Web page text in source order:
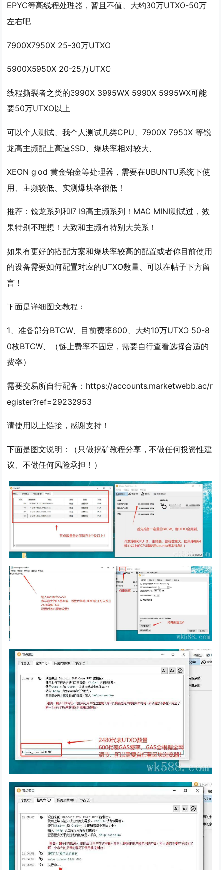
EPYC等高线程处理器，暂且不值、大约30万UTXO-50万
左右吧
7900X7950X 25-30万UTXO
5900X5950X 20-25万UTXO
线程撕裂者之类的3990X 3995WX 5990X 5995WX可能
要50万UTXO以上！
可以个人测试、我个人测试几类CPU、7900X 7950X 等锐
龙高主频配上高速SSD、爆块率相对较大、
XEON glod 黄金铂金等处理器，需要在UBUNTU系统下使
用、主频较低、实测爆块率很低！
推荐：锐龙系列和I7 I9高主频系列！MAC MINI测试过，效
果特别不理想！大致和主频有特别大关系！
如果有更好的搭配方案和爆块率较高的配置或者你目前使用
的设备需要如何配置对应的UTXO数量、可以在帖子下方留
言！
下面是详细图文教程：
1、准备部分BTCW、目前费率600、大约10万UTXO 50-8
0枚BTCW、
（链上费率不固定，需要自行查看选择合适的
费率）
需要交易所自行配备：https://accounts.marketwebb.ac/r
egister?ref=29232953
请使用以上链接，感谢支持！
下面是图文说明：（ 只做挖矿教程分享，不做任何投资性建
议、不做任何风险承担！ ）